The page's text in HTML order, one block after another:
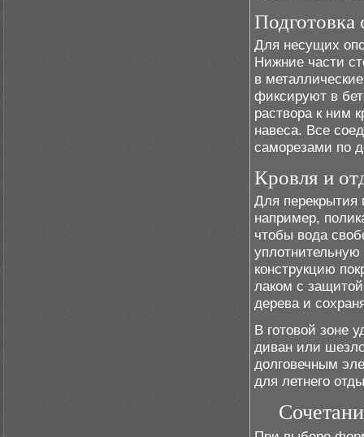
Подготовка
Для несущих
Нижние части
в
фиксируют в
раствора к ним
навеса. Все
саморезами по
Кровля и
Для перекрытия
например,
чтобы вода
конструкцию
лаком с
дерева и
В готовой зоне
диван или
долговечным
для летнего